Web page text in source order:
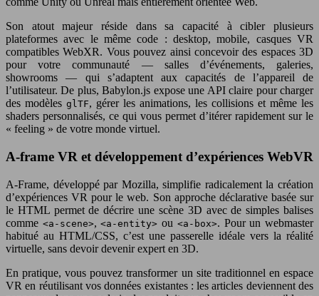
Son atout majeur réside dans sa capacité à cibler plusieurs
plateformes avec le même code : desktop, mobile, casques VR
compatibles WebXR. Vous pouvez ainsi concevoir des espaces 3D
pour votre communauté — salles d’événements, galeries,
showrooms — qui s’adaptent aux capacités de l’appareil de
l’utilisateur. De plus, Babylon.js expose une API claire pour charger
des modèles glTF, gérer les animations, les collisions et même les
shaders personnalisés, ce qui vous permet d’itérer rapidement sur le
« feeling » de votre monde virtuel.
A-frame VR et développement d’expériences WebVR
A-Frame, développé par Mozilla, simplifie radicalement la création
d’expériences VR pour le web. Son approche déclarative basée sur
le HTML permet de décrire une scène 3D avec de simples balises
comme <a-scene>,<a-entity> ou <a-box>. Pour un webmaster
habitué au HTML/CSS, c’est une passerelle idéale vers la réalité
virtuelle, sans devoir devenir expert en 3D.
En pratique, vous pouvez transformer un site traditionnel en espace
VR en réutilisant vos données existantes : les articles deviennent des